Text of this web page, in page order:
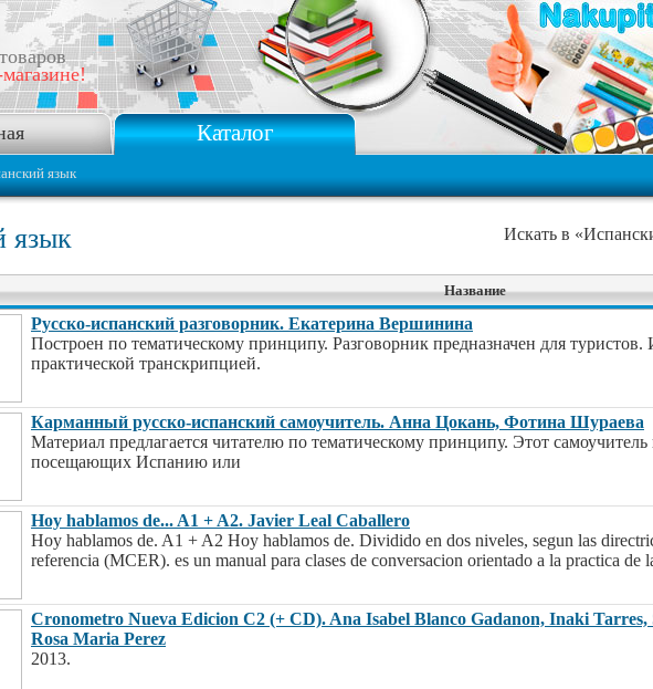
товаров
Каталог
язык
Искать в
язык
Название
Русско-испанский разговорник. Екатерина Вершинина
Построен по тематическому принципу. Разговорник предназначен для туристов.
практической транскрипцией.
Карманный русско-испанский самоучитель. Анна Цокань, Фотина Шураева
Материал предлагается читателю по тематическому принципу. Этот самоучитель
посещающих Испанию или
Hoy hablamos de... A1 + A2. Javier Leal Caballero
Hoy hablamos de. A1 + A2 Hoy hablamos de. Dividido en dos niveles, segun las
referencia (MCER). es un manual para clases de conversacion orientado a la practica de
Cronometro Nueva Edicion C2 (+ CD). Ana Isabel Blanco Gadanon, Inaki Tarres,
Rosa Maria Perez
2013.